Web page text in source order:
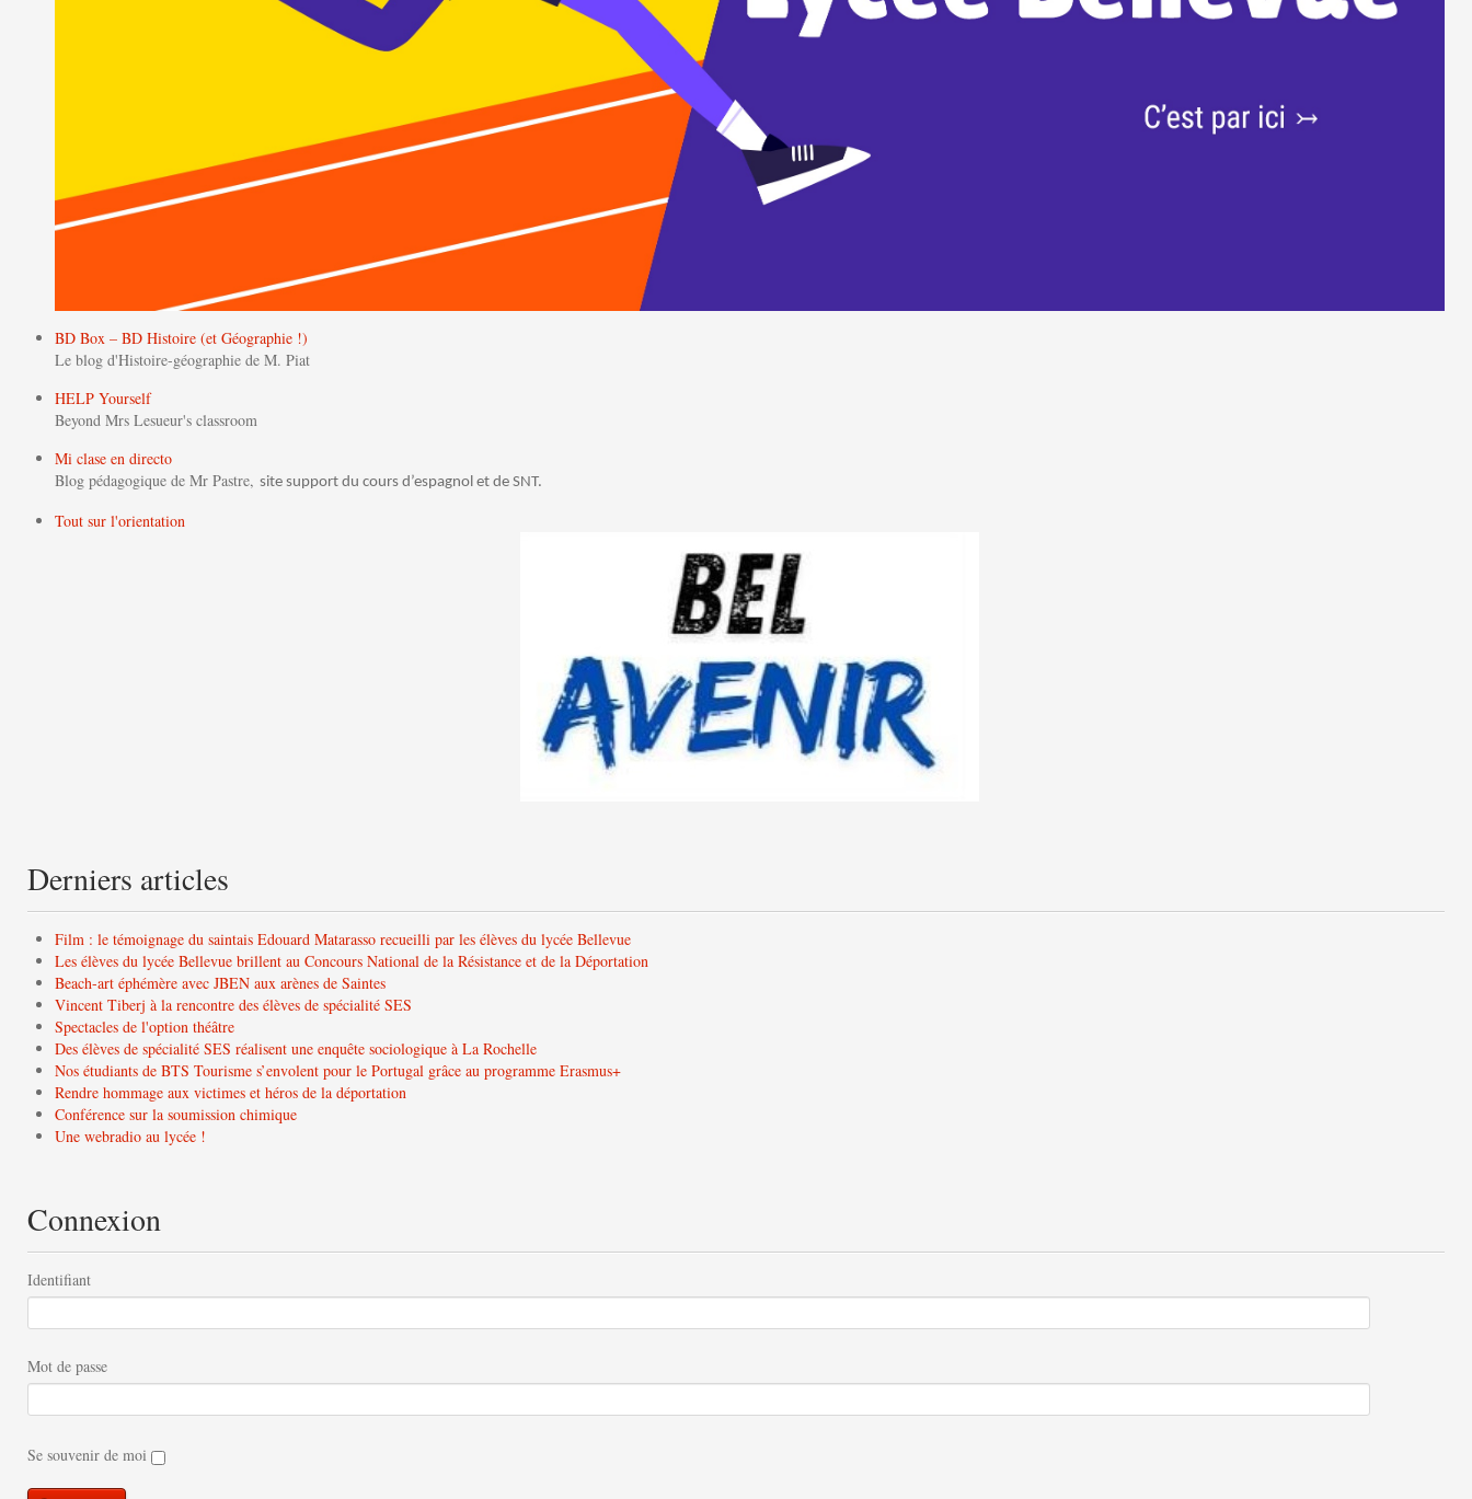
BD Box – BD Histoire (et Géographie !)
Le blog d'Histoire-géographie de M. Piat
HELP Yourself
Beyond Mrs Lesueur's classroom
Mi clase en directo
Blog pédagogique de Mr Pastre, site support du cours d’espagnol et de SNT.
Tout sur l'orientation
Derniers articles
Film : le témoignage du saintais Edouard Matarasso recueilli par les élèves du lycée Bellevue
Les élèves du lycée Bellevue brillent au Concours National de la Résistance et de la Déportation
Beach-art éphémère avec JBEN aux arènes de Saintes
Vincent Tiberj à la rencontre des élèves de spécialité SES
Spectacles de l'option théâtre
Des élèves de spécialité SES réalisent une enquête sociologique à La Rochelle
Nos étudiants de BTS Tourisme s’envolent pour le Portugal grâce au programme Erasmus+
Rendre hommage aux victimes et héros de la déportation
Conférence sur la soumission chimique
Une webradio au lycée !
Connexion
Identifiant
Mot de passe
Se souvenir de moi